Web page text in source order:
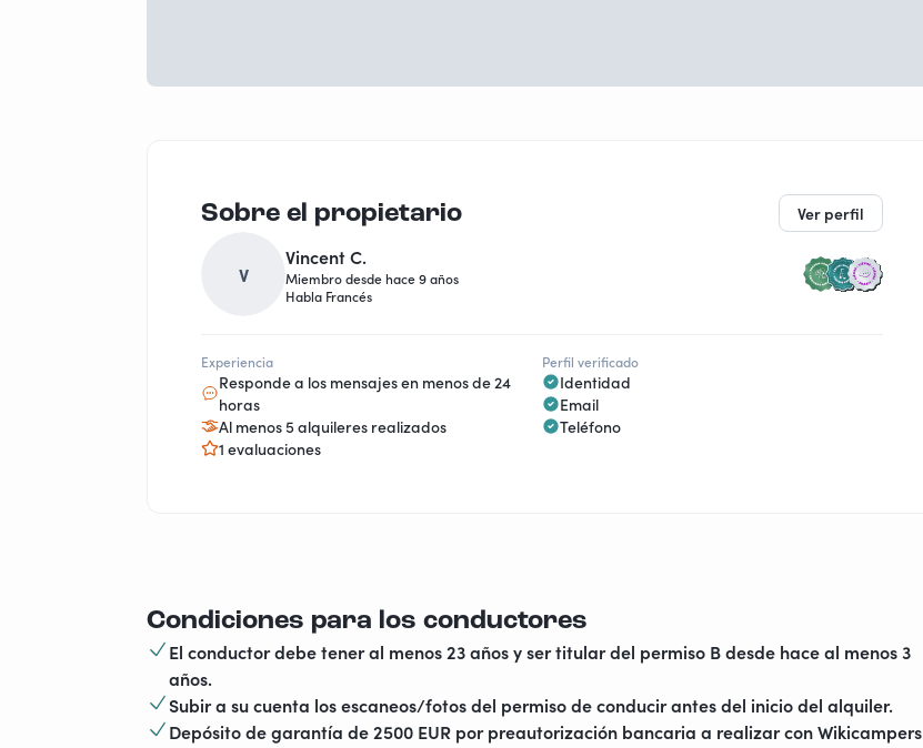
Sobre el propietario Ver perfil
V
Vincent C.
Miembro desde hace 9 años
Habla Francés
Experiencia
Responde a los mensajes en menos de 24
horas
Al menos 5 alquileres realizados
1 evaluaciones
Perfil verificado
Identidad
Email
Teléfono
Condiciones para los conductores
El conductor debe tener al menos 23 años y ser titular del permiso B desde hace al menos 3
años.
Subir a su cuenta los escaneos/fotos del permiso de conducir antes del inicio del alquiler.
Depósito de garantía de 2500 EUR por preautorización bancaria a realizar con Wikicampers